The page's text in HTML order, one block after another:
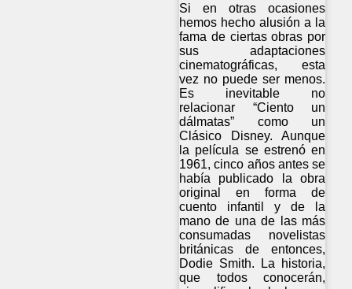
Si en otras ocasiones
hemos hecho alusión a la
fama de ciertas obras por
sus adaptaciones
cinematográficas, esta
vez no puede ser menos.
Es inevitable no
relacionar “Ciento un
dálmatas” como un
Clásico Disney. Aunque
la película se estrenó en
1961, cinco años antes se
había publicado la obra
original en forma de
cuento infantil y de la
mano de una de las más
consumadas novelistas
británicas de entonces,
Dodie Smith. La historia,
que todos conocerán,